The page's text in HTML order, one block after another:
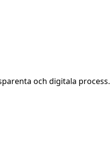
och digitala process.